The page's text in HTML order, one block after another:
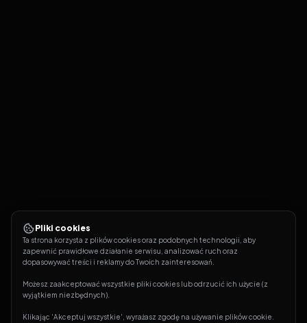
Pliki cookies
Ta strona korzysta z plików cookies oraz podobnych technologii, aby
zapewnić prawidłowe działanie serwisu, analizować ruch oraz
dopasowywać treści i reklamy do Twoich zainteresowań.
Możesz zaakceptować wszystkie pliki cookies lub odrzucić ich użycie (z
wyjątkiem niezbędnych).
Klikając 'Akceptuj wszystkie', wyrażasz zgodę na używanie plików cookie.